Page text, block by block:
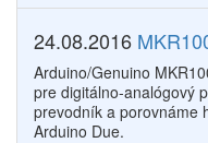
24.08.2016
Arduino/Genuino
pre digitálno-analógový
prevodník a porovnáme
Arduino Due.